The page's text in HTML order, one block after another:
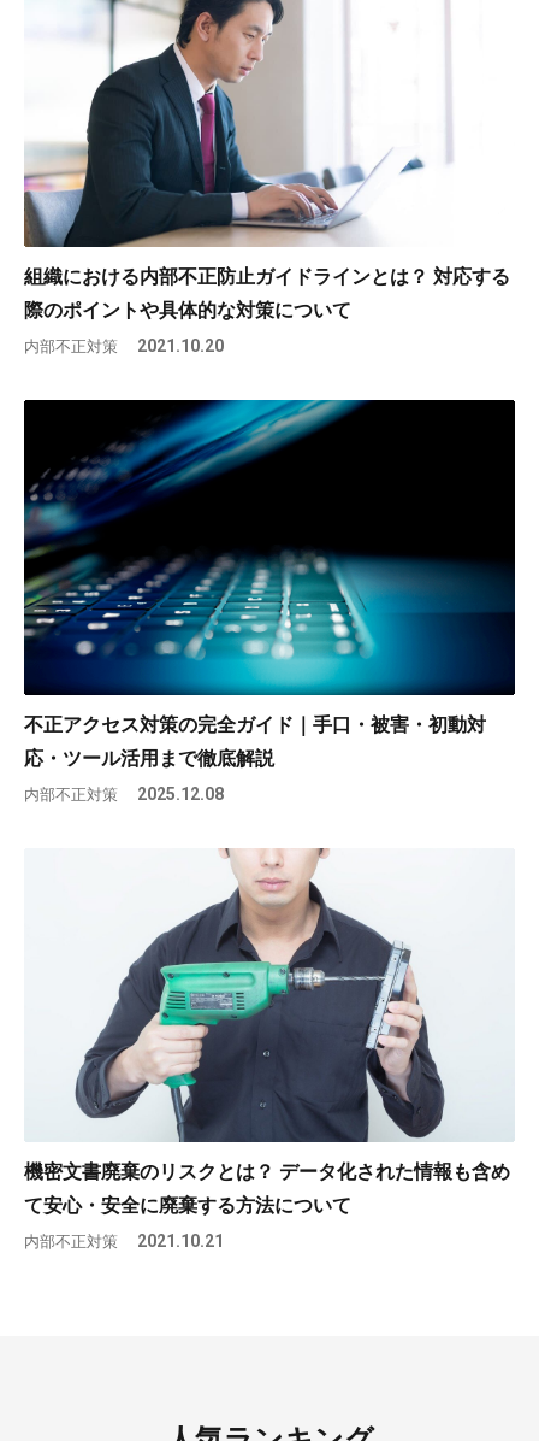
組織における内部不正防止ガイドラインとは？ 対応する
際のポイントや具体的な対策について
内部不正対策 2021.10.20
不正アクセス対策の完全ガイド｜手口・被害・初動対
応・ツール活用まで徹底解説
内部不正対策 2025.12.08
機密文書廃棄のリスクとは？ データ化された情報も含め
て安心・安全に廃棄する方法について
内部不正対策 2021.10.21